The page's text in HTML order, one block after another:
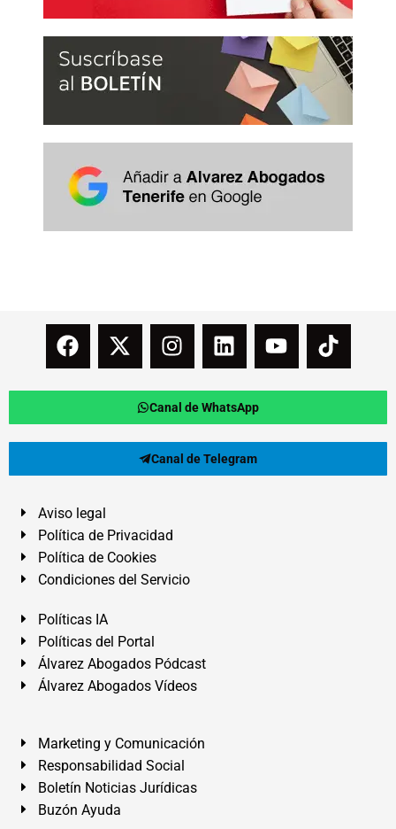
Canal de WhatsApp
Canal de Telegram
Aviso legal
Política de Privacidad
Política de Cookies
Condiciones del Servicio
Políticas IA
Políticas del Portal
Álvarez Abogados Pódcast
Álvarez Abogados Vídeos
Marketing y Comunicación
Responsabilidad Social
Boletín Noticias Jurídicas
Buzón Ayuda